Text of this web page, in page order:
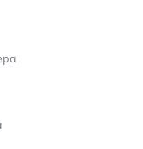
кафе или
с джинсами,
Подошва с
белые с